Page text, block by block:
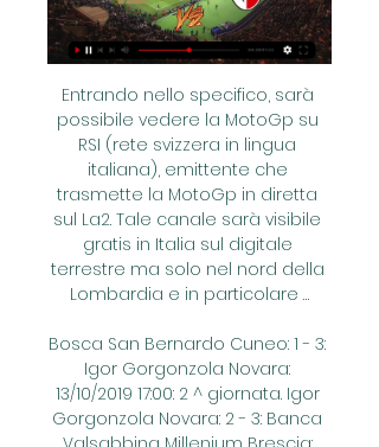
Entrando nello specifico, sarà
possibile vedere la MotoGp su
RSI (rete svizzera in lingua
italiana), emittente che
trasmette la MotoGp in diretta
sul La2. Tale canale sarà visibile
gratis in Italia sul digitale
terrestre ma solo nel nord della
Lombardia e in particolare …
Bosca San Bernardo Cuneo: 1 - 3:
Igor Gorgonzola Novara:
13/10/2019 17:00: 2 ^ giornata. Igor
Gorgonzola Novara: 2 - 3: Banca